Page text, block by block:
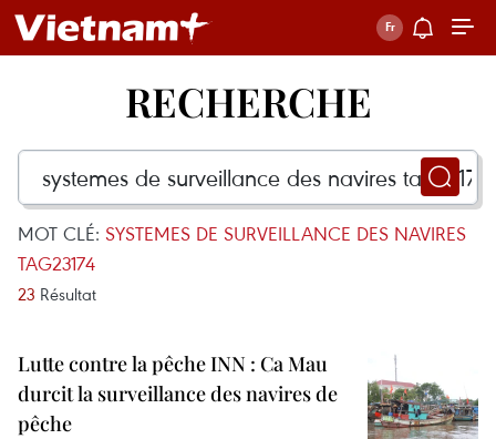
RECHERCHE
MOT CLÉ: SYSTEMES DE SURVEILLANCE DES NAVIRES
TAG23174
23 Résultat
Lutte contre la pêche INN : Ca Mau
durcit la surveillance des navires de
pêche